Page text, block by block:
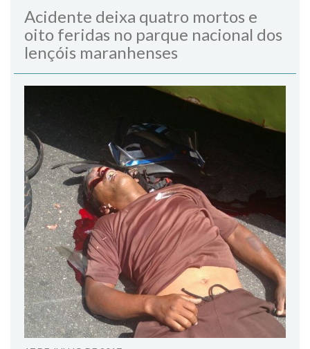
Acidente deixa quatro mortos e
oito feridas no parque nacional dos
lençóis maranhenses